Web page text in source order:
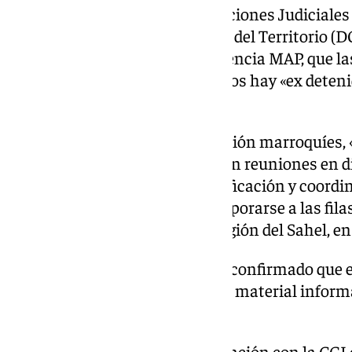
La Oficina Central de Investigaciones
Dirección General de Vigilancia del Territorio
comunicado, recogido por la agencia MAP,
apuntan a que entre los acusados hay «ex
Según los servicios de Información
ideología de Daesh» y mantenían reuniones en
Tetuán «en el marco de la planificación y
actos terroristas antes de incorporarse a las
organización terrorista en la región del Sahel,
Desde Marruecos también han confirmado
han incautado armas blancas y material